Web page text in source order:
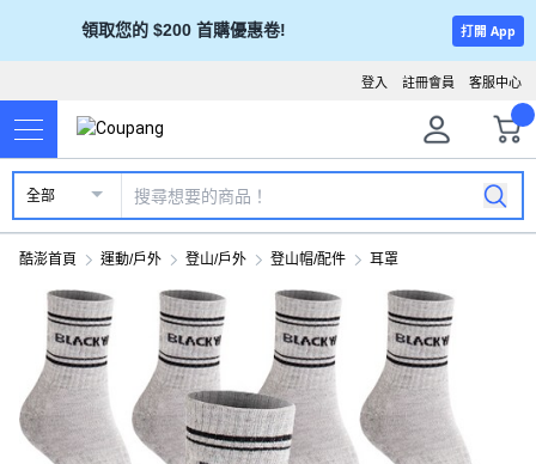
領取您的 $200 首購優惠卷! 打開 App
客服中心
註冊會員
登入
全部
酷澎首頁 運動/戶外 登山/戶外 登山帽/配件 耳罩